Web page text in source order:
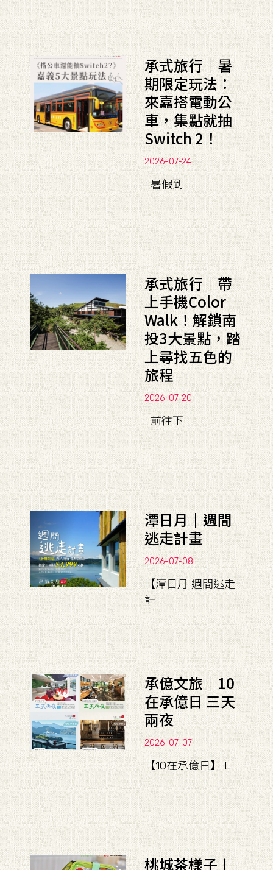
承式旅行｜暑
期限定玩法：
來嘉搭電動公
車，集點就抽
Switch 2！
2026-07-24
暑假到
承式旅行｜帶
上手機Color
Walk！解鎖南
投3大景點，踏
上尋找五色的
旅程
2026-07-20
前往下
潭日月｜週間
逃走計畫
2026-07-08
【潭日月 週間逃走
計
承億文旅｜10
在承億日 三天
兩夜
2026-07-07
【10在承億日】 L
桃城茶樣子︱